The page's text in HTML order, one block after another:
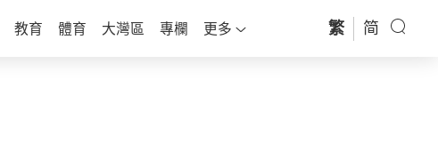
教育 體育 大灣區 專欄 更多 繁 简